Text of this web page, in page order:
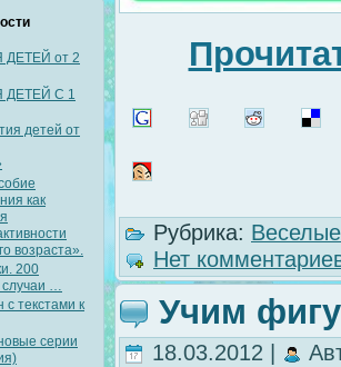
от 2
С 1
детей от
как
возраста».
200
случаи …
с текстами к
серии
Рубрика:
Нет
Учим
18.03.2012 |